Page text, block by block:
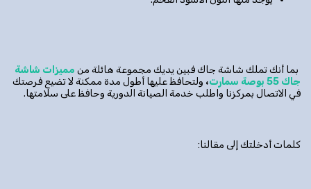
بما أنك تملك شاشة جاك فبين يديك مجموعة هائلة من مميزات شاشة
جاك 55 بوصة سمارت
، ولتحافظ عليها أطول مدة ممكنة لا تضيع فرصتك
في الاتصال بمركزنا واطلب خدمة الصيانة الدورية وحافظ على سلامتها.
كلمات أدخلتك إلى مقالنا: